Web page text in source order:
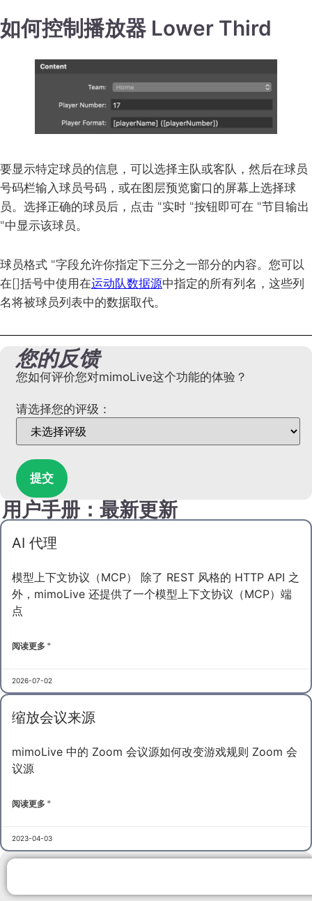
如何控制播放器 Lower Third
要显示特定球员的信息，可以选择主队或客队，然后在球员
号码栏输入球员号码，或在图层预览窗口的屏幕上选择球
员。选择正确的球员后，点击 "实时 "按钮即可在 "节目输出
"中显示该球员。
球员格式 "字段允许你指定下三分之一部分的内容。您可以
在[]括号中使用在运动队数据源中指定的所有列名，这些列
名将被球员列表中的数据取代。
您的反馈
您如何评价您对mimoLive这个功能的体验？
请选择您的评级：
提交
用户手册：最新更新
AI 代理
模型上下文协议（MCP） 除了 REST 风格的 HTTP API 之
外，mimoLive 还提供了一个模型上下文协议（MCP）端
点
阅读更多 "
2026-07-02
缩放会议来源
mimoLive 中的 Zoom 会议源如何改变游戏规则 Zoom 会
议源
阅读更多 "
2023-04-03